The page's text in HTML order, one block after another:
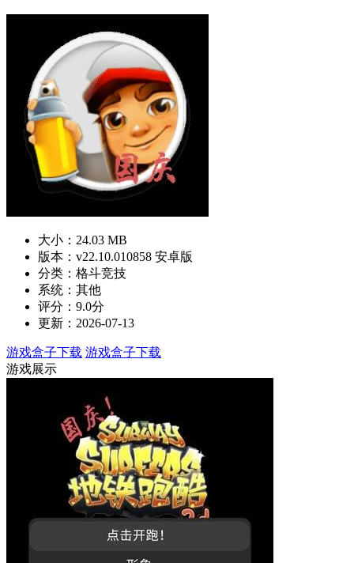
大小：24.03 MB
版本：v22.10.010858 安卓版
分类：格斗竞技
系统：其他
评分：9.0分
更新：2026-07-13
游戏盒子下载 游戏盒子下载
游戏展示